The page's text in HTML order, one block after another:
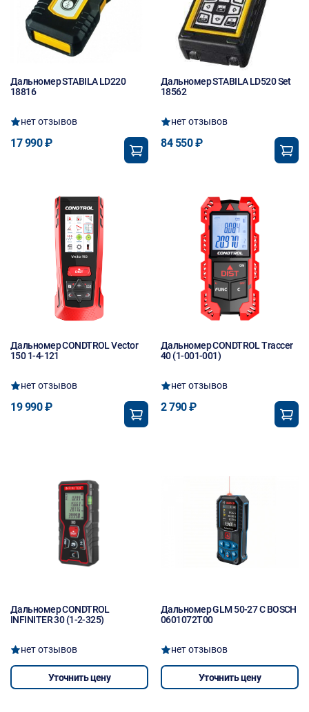
Дальномер STABILA LD220
18816
нет отзывов
17 990 ₽
Дальномер STABILA LD520 Set
18562
нет отзывов
84 550 ₽
Дальномер CONDTROL Vector
150 1-4-121
нет отзывов
19 990 ₽
Дальномер CONDTROL Traccer
40 (1-001-001)
нет отзывов
2 790 ₽
Дальномер CONDTROL
INFINITER 30 (1-2-325)
нет отзывов
Уточнить цену
Дальномер GLM 50-27 C BOSCH
0601072T00
нет отзывов
Уточнить цену